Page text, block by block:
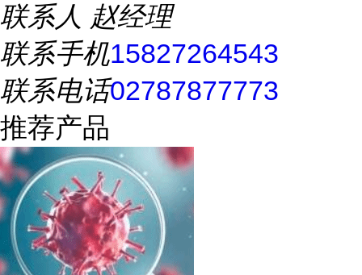
联系人 赵经理
联系手机15827264543
联系电话02787877773
推荐产品